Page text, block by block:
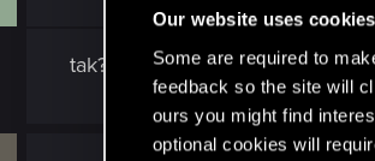
Our website uses cookies
Some are required to
feedback so the site will
ours you might find
optional cookies will
tak?? chyba nie umnie